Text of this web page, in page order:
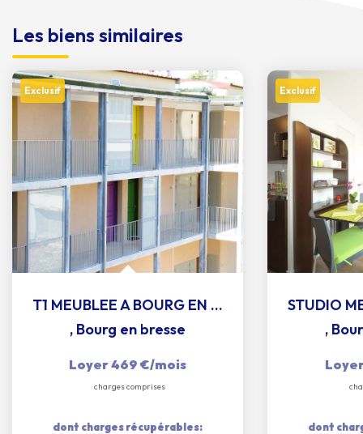
Les biens similaires
Exclusif
T1 MEUBLEE A BOURG EN BRESSE
, Bourg en bresse
Loyer 469 €/mois
charges comprises
dont charges récupérables:
Exclusif
,
dont